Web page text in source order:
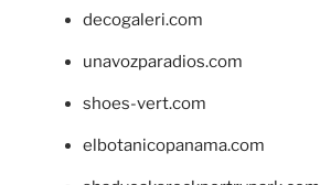
decogaleri.com
unavozparadios.com
shoes-vert.com
elbotanicopanama.com